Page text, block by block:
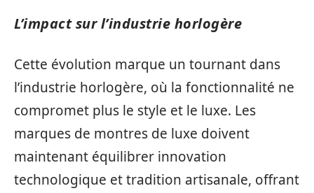
L’impact sur l’industrie horlogère
Cette évolution marque un tournant dans
l’industrie horlogère, où la fonctionnalité ne
compromet plus le style et le luxe. Les
marques de montres de luxe doivent
maintenant équilibrer innovation
technologique et tradition artisanale, offrant